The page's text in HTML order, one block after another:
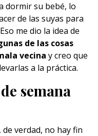
dormir su bebé, lo
de las suyas para
me dio la idea de
de las cosas
vecina y creo que
a la práctica.
semana
verdad, no hay fin